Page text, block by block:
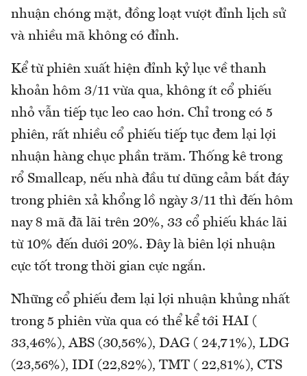
nhuận chóng mặt, đồng loạt vượt đỉnh lịch sử
và nhiều mã không có đỉnh.
Kể từ phiên xuất hiện đỉnh kỷ lục về thanh
khoản hôm 3/11 vừa qua, không ít cổ phiếu
nhỏ vẫn tiếp tục leo cao hơn. Chỉ trong có 5
phiên, rất nhiều cổ phiếu tiếp tục đem lại lợi
nhuận hàng chục phần trăm. Thống kê trong
rổ Smallcap, nếu nhà đầu tư dũng cảm bắt đáy
trong phiên xả khổng lồ ngày 3/11 thì đến hôm
nay 8 mã đã lãi trên 20%, 33 cổ phiếu khác lãi
từ 10% đến dưới 20%. Đây là biên lợi nhuận
cực tốt trong thời gian cực ngắn.
Những cổ phiếu đem lại lợi nhuận khủng nhất
trong 5 phiên vừa qua có thể kể tới HAI (
33,46%), ABS (30,56%), DAG ( 24,71%), LDG
(23,56%), IDI (22,82%), TMT ( 22,81%), CTS